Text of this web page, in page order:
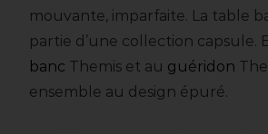
mouvante, imparfaite. La table
partie d’une collection capsule.
banc Themis et au guéridon
ensemble au design épuré.